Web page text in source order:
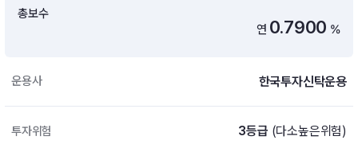
총보수
연 0.7900 %
운용사 한국투자신탁운용
투자위험 3등급 (다소높은위험)
연금 ETF 검색
미국ETF테마
연금 펀드 검색
투자 라이브러리
ETF 처음투자
내맘대로 만들기